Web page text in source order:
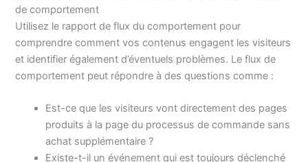
de comportement
Utilisez le rapport de flux du comportement pour
comprendre comment vos contenus engagent les visiteurs
et identifier également d’éventuels problèmes. Le flux de
comportement peut répondre à des questions comme :
Est-ce que les visiteurs vont directement des pages
produits à la page du processus de commande sans
achat supplémentaire ?
Existe-t-il un événement qui est toujours déclenché